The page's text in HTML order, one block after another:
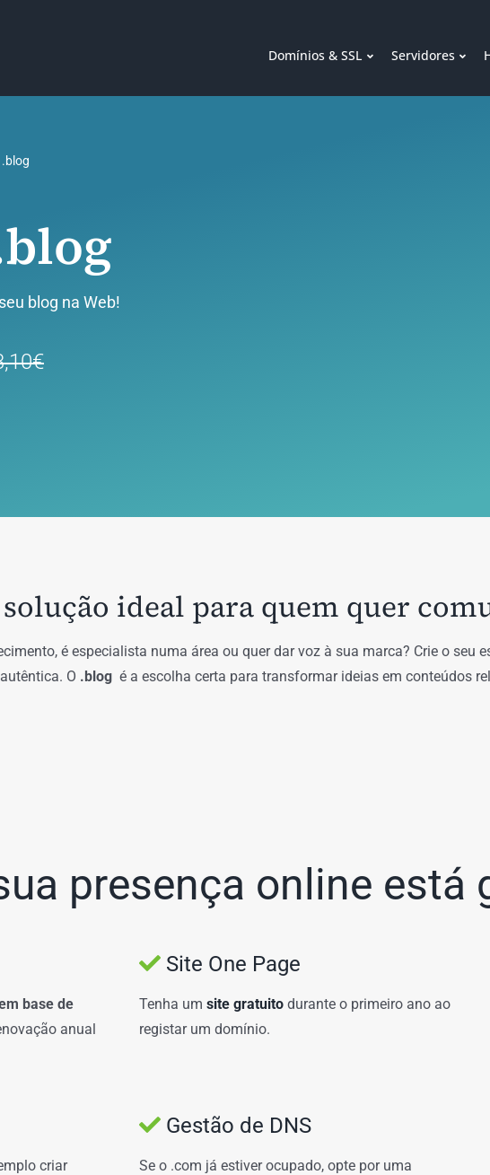
Domínios & SSL Servidores
.blog
blog na Web!
solução ideal para quem quer
é especialista numa área ou quer dar voz à sua marca? Crie o seu
O .blog é a escolha certa para transformar ideias em conteúdos
presença online está
base de
anual
Site One Page
Tenha um site gratuitodurante o primeiro ano ao
registar um domínio.
criar
Gestão de DNS
Se o .com já estiver ocupado, opte por uma